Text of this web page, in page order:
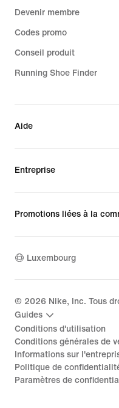
Devenir membre
Codes promo
Conseil produit
Running Shoe Finder
Aide
Entreprise
Promotions liées à la
Luxembourg
© 2026 Nike, Inc. Tous
Guides
Conditions d'utilisation
Conditions générales de
Informations sur
Politique de
Paramètres de